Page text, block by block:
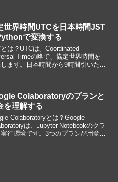
世界時間UTCを日本時間JST
で変換する
とは？UTCは、Coordinated
Timeの略で、協定世界時間を
ます。日本時間から9時間引いた時
Colaboratoryのプランと
を理解する
Colaboratoryとは？Google
は、Jupyter Notebookのクラ
行環境です。3つのプランが用意さ